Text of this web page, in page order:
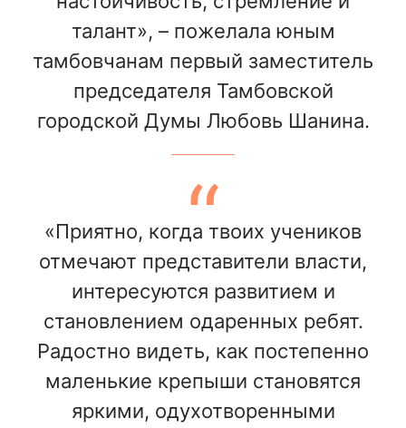
талант», – пожелала юным
тамбовчанам первый заместитель
председателя Тамбовской
городской Думы Любовь Шанина.
«Приятно, когда твоих учеников
отмечают представители власти,
интересуются развитием и
становлением одаренных ребят.
Радостно видеть, как постепенно
маленькие крепыши становятся
яркими, одухотворенными